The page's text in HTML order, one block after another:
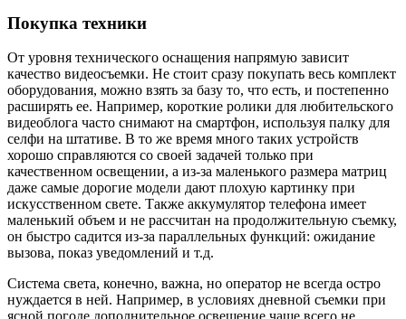
Покупка техники
От уровня технического оснащения напрямую зависит
качество видеосъемки. Не стоит сразу покупать весь комплект
оборудования, можно взять за базу то, что есть, и постепенно
расширять ее. Например, короткие ролики для любительского
видеоблога часто снимают на смартфон, используя палку для
селфи на штативе. В то же время много таких устройств
хорошо справляются со своей задачей только при
качественном освещении, а из-за маленького размера матриц
даже самые дорогие модели дают плохую картинку при
искусственном свете. Также аккумулятор телефона имеет
маленький объем и не рассчитан на продолжительную съемку,
он быстро садится из-за параллельных функций: ожидание
вызова, показ уведомлений и т.д.
Система света, конечно, важна, но оператор не всегда остро
нуждается в ней. Например, в условиях дневной съемки при